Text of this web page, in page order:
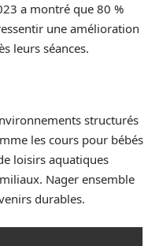
a montré que 80 %
une amélioration
leurs séances.
structurés
les cours pour bébés
loisirs aquatiques
Nager ensemble
durables.